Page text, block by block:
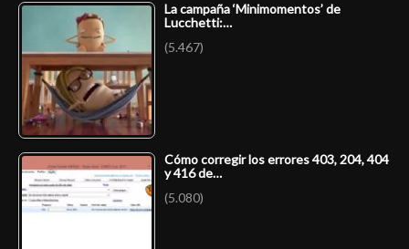
La campaña ‘Minimomentos’ de
Lucchetti:…
(5.467)
Cómo corregir los errores 403, 204, 404
y 416 de…
(5.080)